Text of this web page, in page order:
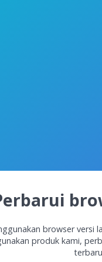
browser versi
produk kami,